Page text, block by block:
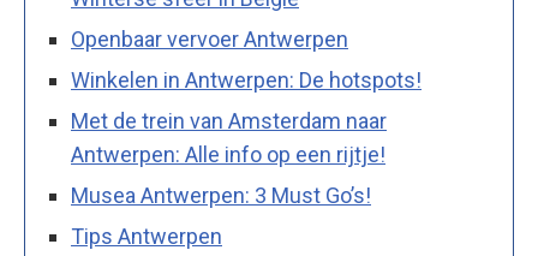
Openbaar vervoer Antwerpen
Winkelen in Antwerpen: De hotspots!
Met de trein van Amsterdam naar
Antwerpen: Alle info op een rijtje!
Musea Antwerpen: 3 Must Go’s!
Tips Antwerpen